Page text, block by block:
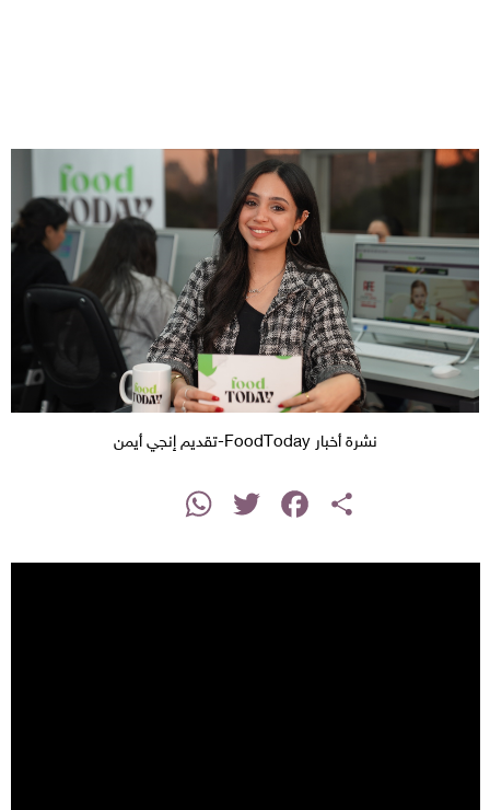
نشرة أخبار FoodToday-تقديم إنجي أيمن
Share
Facebook
Twitter
WhatsApp